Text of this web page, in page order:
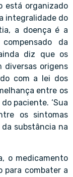
está organizado
integralidade do
a doença é a
da
diz que os
diversas origens
com a lei dos
entre os
paciente. ‘Sua
os sintomas
substância na
o medicamento
para combater a